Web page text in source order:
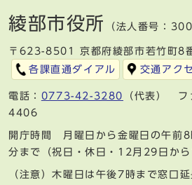
綾部市役所 （法人番号：
〒623-8501 京都府綾部市若竹町8
各課直通ダイアル
交通アク
電話： 0773-42-3280
（代表）
4406
開庁時間 月曜日から金曜日の午前
分まで（祝日・休日・12月29日から
（注意）木曜日は午後7時まで窓口